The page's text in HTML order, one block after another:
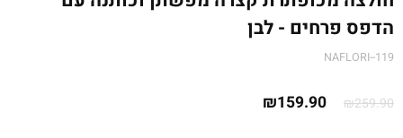
הדפס פרחים - לבן
NAFLORI--119
₪259.90
המחיר ₪159.90